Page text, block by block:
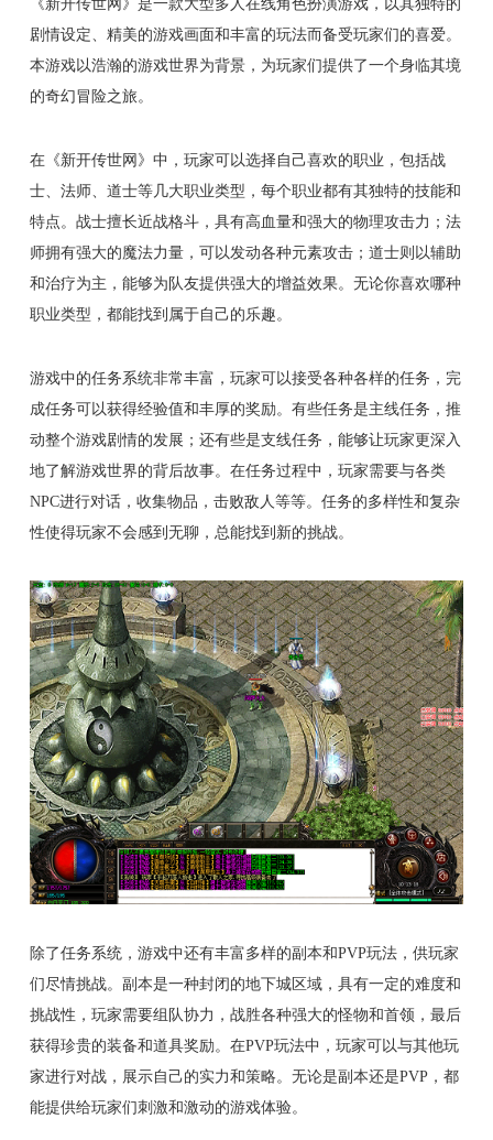
《新开传世网》是一款大型多人在线角色扮演游戏，以其独特的
剧情设定、精美的游戏画面和丰富的玩法而备受玩家们的喜爱。
本游戏以浩瀚的游戏世界为背景，为玩家们提供了一个身临其境
的奇幻冒险之旅。
在《新开传世网》中，玩家可以选择自己喜欢的职业，包括战
士、法师、道士等几大职业类型，每个职业都有其独特的技能和
特点。战士擅长近战格斗，具有高血量和强大的物理攻击力；法
师拥有强大的魔法力量，可以发动各种元素攻击；道士则以辅助
和治疗为主，能够为队友提供强大的增益效果。无论你喜欢哪种
职业类型，都能找到属于自己的乐趣。
游戏中的任务系统非常丰富，玩家可以接受各种各样的任务，完
成任务可以获得经验值和丰厚的奖励。有些任务是主线任务，推
动整个游戏剧情的发展；还有些是支线任务，能够让玩家更深入
地了解游戏世界的背后故事。在任务过程中，玩家需要与各类
NPC进行对话，收集物品，击败敌人等等。任务的多样性和复杂
性使得玩家不会感到无聊，总能找到新的挑战。
除了任务系统，游戏中还有丰富多样的副本和PVP玩法，供玩家
们尽情挑战。副本是一种封闭的地下城区域，具有一定的难度和
挑战性，玩家需要组队协力，战胜各种强大的怪物和首领，最后
获得珍贵的装备和道具奖励。在PVP玩法中，玩家可以与其他玩
家进行对战，展示自己的实力和策略。无论是副本还是PVP，都
能提供给玩家们刺激和激动的游戏体验。